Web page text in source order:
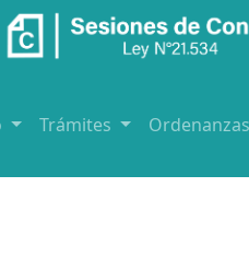
Trámites Ordenanzas